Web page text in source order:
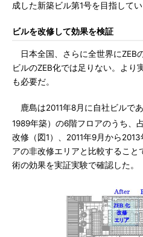
成した新築ビル第1号を目指してい
ビルを改修して効果を検証
日本全国、さらに全世界にZEB
ビルのZEB化では足りない。より
も必要だ。
鹿島は2011年8月に自社ビルで
1989年築）の6階フロアのうち、
改修（図1）、2011年9月から
アの非改修エリアと比較すること
術の効果を実証実験で確認した。